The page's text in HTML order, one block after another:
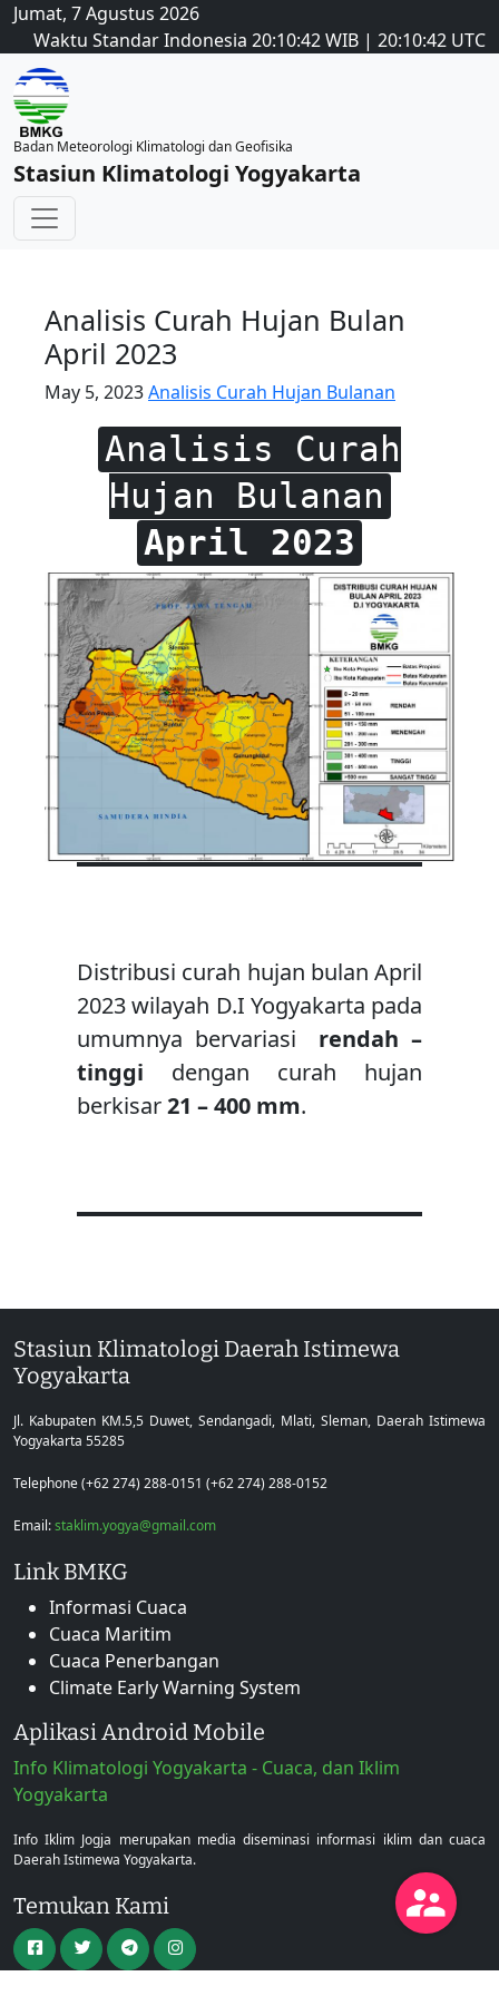
Jumat, 7 Agustus 2026
Waktu Standar Indonesia 20:10:42WIB | 20:10:42 UTC
Badan Meteorologi Klimatologi dan Geofisika
Stasiun Klimatologi Yogyakarta
Analisis Curah Hujan Bulan
April 2023
May 5, 2023Analisis Curah Hujan Bulanan
Analisis Curah
Hujan Bulanan
April 2023
Distribusi curah hujan bulan April
2023 wilayah D.I Yogyakarta pada
umumnya bervariasi rendah –
tinggi dengan curah hujan
berkisar21 – 400 mm.
Stasiun Klimatologi Daerah Istimewa
Yogyakarta
Jl. Kabupaten KM.5,5 Duwet, Sendangadi, Mlati, Sleman, Daerah Istimewa
Yogyakarta 55285
Telephone (+62 274) 288-0151 (+62 274) 288-0152
Email:staklim.yogya@gmail.com
Link BMKG
Informasi Cuaca
Cuaca Maritim
Cuaca Penerbangan
Climate Early Warning System
Aplikasi Android Mobile
Info Klimatologi Yogyakarta - Cuaca, dan Iklim
Yogyakarta
Info Iklim Jogja merupakan media diseminasi informasi iklim dan cuaca
Daerah Istimewa Yogyakarta.
Temukan Kami